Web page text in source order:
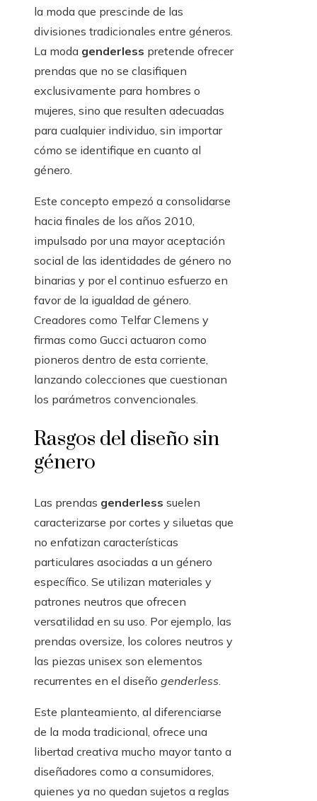
la moda que prescinde de las
divisiones tradicionales entre géneros.
La moda genderless pretende ofrecer
prendas que no se clasifiquen
exclusivamente para hombres o
mujeres, sino que resulten adecuadas
para cualquier individuo, sin importar
cómo se identifique en cuanto al
género.
Este concepto empezó a consolidarse
hacia finales de los años 2010,
impulsado por una mayor aceptación
social de las identidades de género no
binarias y por el continuo esfuerzo en
favor de la igualdad de género.
Creadores como Telfar Clemens y
firmas como Gucci actuaron como
pioneros dentro de esta corriente,
lanzando colecciones que cuestionan
los parámetros convencionales.
Rasgos del diseño sin
género
Las prendas genderless suelen
caracterizarse por cortes y siluetas que
no enfatizan características
particulares asociadas a un género
específico. Se utilizan materiales y
patrones neutros que ofrecen
versatilidad en su uso. Por ejemplo, las
prendas oversize, los colores neutros y
las piezas unisex son elementos
recurrentes en el diseño genderless.
Este planteamiento, al diferenciarse
de la moda tradicional, ofrece una
libertad creativa mucho mayor tanto a
diseñadores como a consumidores,
quienes ya no quedan sujetos a reglas